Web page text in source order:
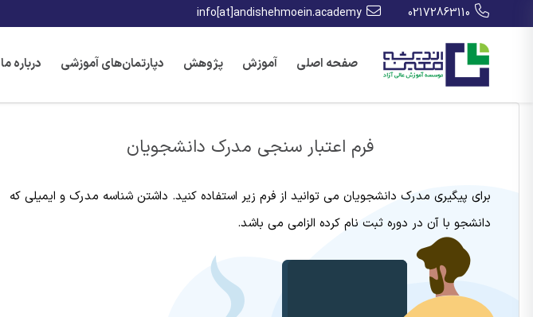
02172863110
info[at]andishehmoein.academy
صفحه اصلی آموزش پژوهش دپارتمان‌های آموزشی درباره ما
فرم اعتبار سنجی مدرک دانشجویان
برای پیگیری مدرک دانشجویان می توانید از فرم زیر استفاده کنید. داشتن شناسه مدرک و ایمیلی که
دانشجو با آن در دوره ثبت نام کرده الزامی می باشد.